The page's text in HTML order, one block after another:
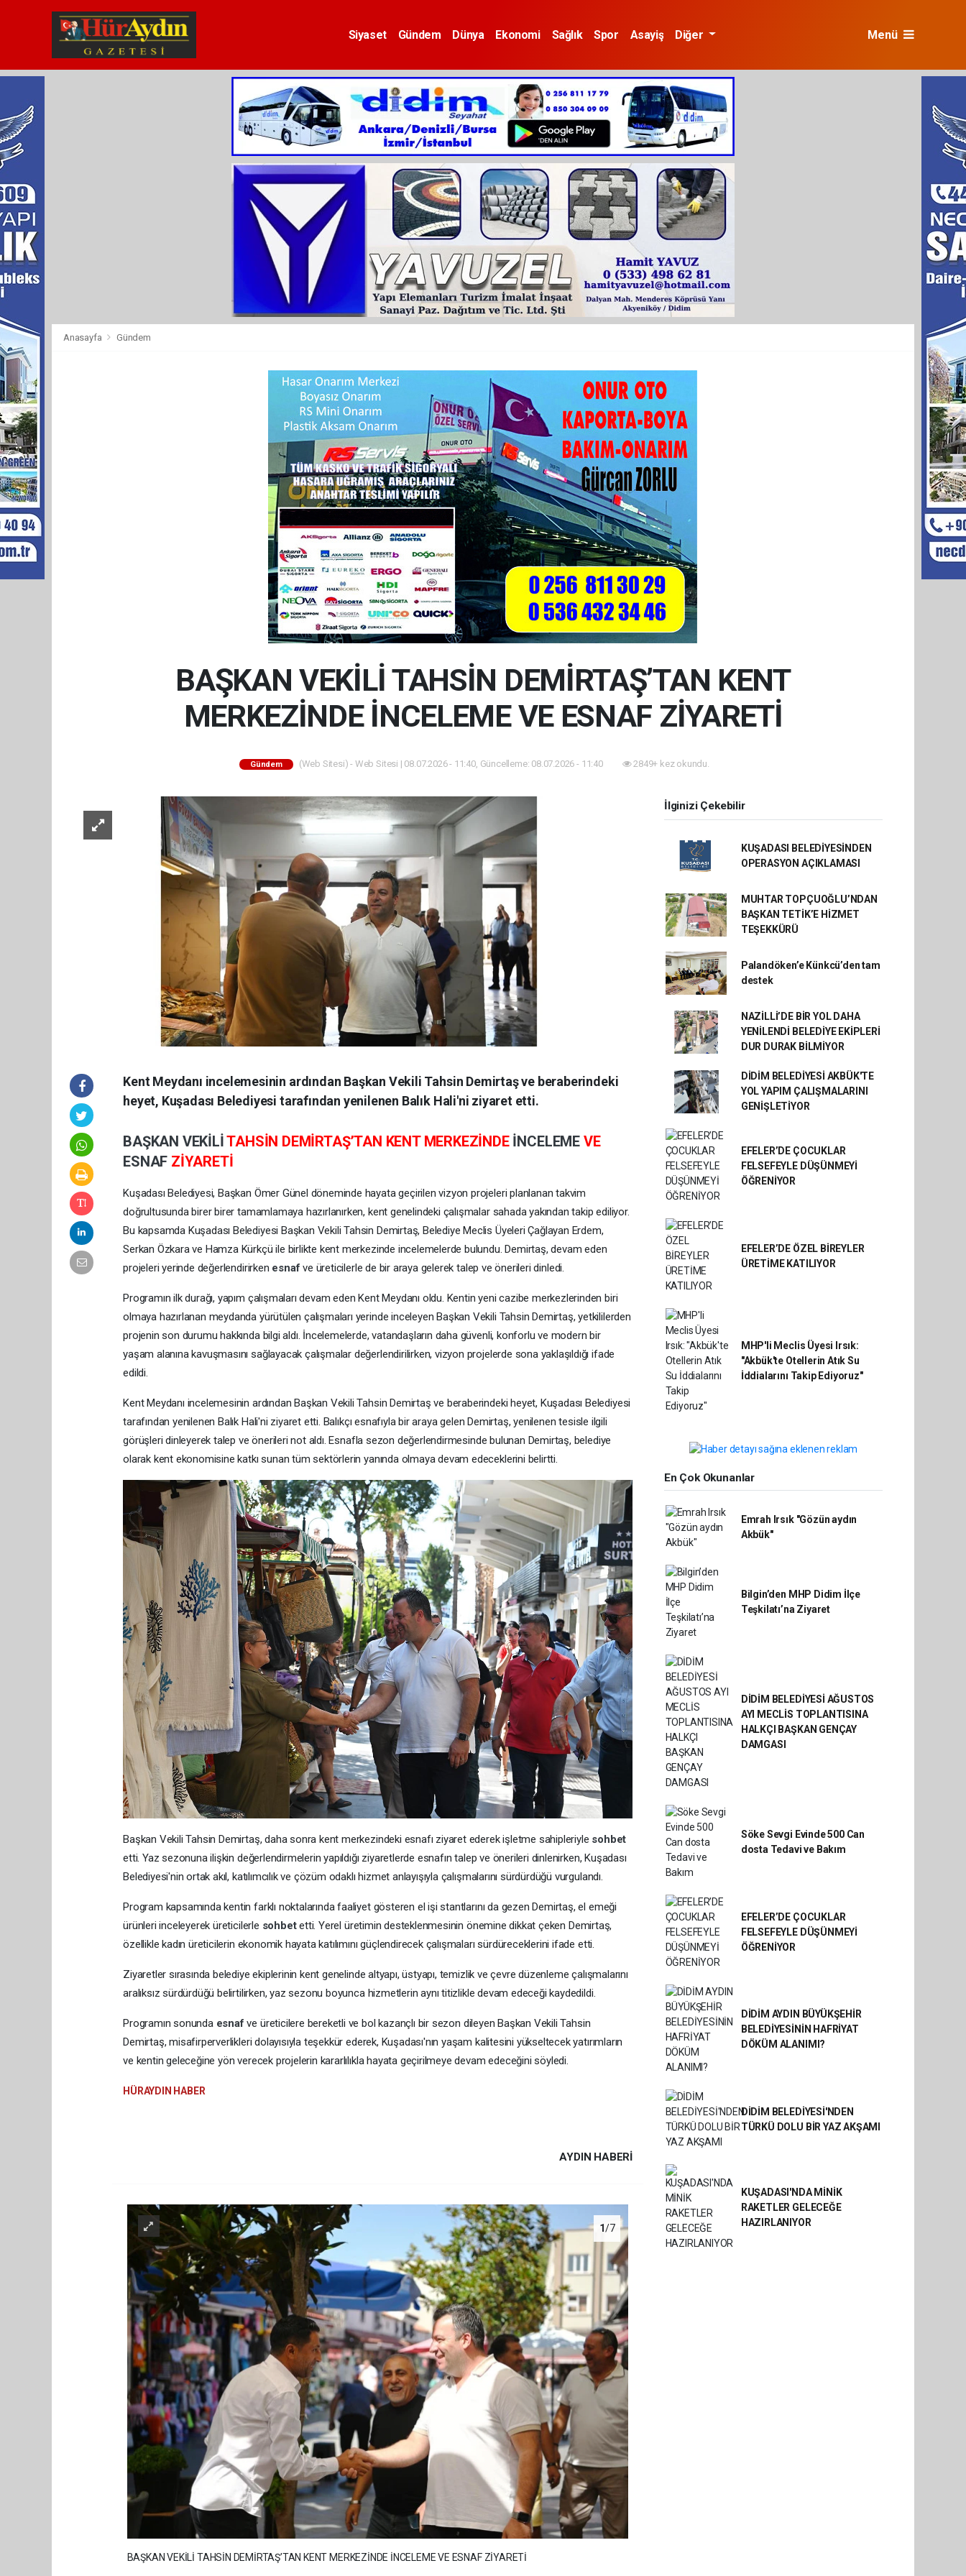
Siyaset Gündem Dünya Ekonomi Sağlık Spor Asayiş Diğer Menü
Anasayfa Gündem
BAŞKAN VEKİLİ TAHSİN DEMİRTAŞ’TAN KENT
MERKEZİNDE İNCELEME VE ESNAF ZİYARETİ
Gündem (Web Sitesi) - Web Sitesi | 08.07.2026 - 11:40, Güncelleme: 08.07.2026 - 11:40 2849+ kez okundu.
Kent Meydanı incelemesinin ardından Başkan Vekili Tahsin Demirtaş ve beraberindeki
heyet, Kuşadası Belediyesi tarafından yenilenen Balık Hali'ni ziyaret etti.
BAŞKAN VEKİLİTAHSİN DEMİRTAŞ’TAN KENT MERKEZİNDE İNCELEME VE
ESNAF ZİYARETİ
Kuşadası Belediyesi, Başkan Ömer Günel döneminde hayata geçirilen vizyon projeleri planlanan takvim
doğrultusunda birer birer tamamlamaya hazırlanırken, kent genelindeki çalışmalar sahada yakından takip ediliyor.
Bu kapsamda Kuşadası Belediyesi Başkan Vekili Tahsin Demirtaş, Belediye Meclis Üyeleri Çağlayan Erdem,
Serkan Özkara ve Hamza Kürkçü ile birlikte kent merkezinde incelemelerde bulundu. Demirtaş, devam eden
projeleri yerinde değerlendirirken esnafve üreticilerle de bir araya gelerek talep ve önerileri dinledi.
Programın ilk durağı, yapım çalışmaları devam eden Kent Meydanı oldu. Kentin yeni cazibe merkezlerinden biri
olmaya hazırlanan meydanda yürütülen çalışmaları yerinde inceleyen Başkan Vekili Tahsin Demirtaş, yetkililerden
projenin son durumu hakkında bilgi aldı. İncelemelerde, vatandaşların daha güvenli, konforlu ve modern bir
yaşam alanına kavuşmasını sağlayacak çalışmalar değerlendirilirken, vizyon projelerde sona yaklaşıldığı ifade
edildi.
Kent Meydanı incelemesinin ardından Başkan Vekili Tahsin Demirtaş ve beraberindeki heyet, Kuşadası Belediyesi
tarafından yenilenen Balık Hali'ni ziyaret etti. Balıkçı esnafıyla bir araya gelen Demirtaş, yenilenen tesisle ilgili
görüşleri dinleyerek talep ve önerileri not aldı. Esnafla sezon değerlendirmesinde bulunan Demirtaş, belediye
olarak kent ekonomisine katkı sunan tüm sektörlerin yanında olmaya devam edeceklerini belirtti.
Başkan Vekili Tahsin Demirtaş, daha sonra kent merkezindeki esnafı ziyaret ederek işletme sahipleriyle sohbet
etti. Yaz sezonuna ilişkin değerlendirmelerin yapıldığı ziyaretlerde esnafın talep ve önerileri dinlenirken, Kuşadası
Belediyesi'nin ortak akıl, katılımcılık ve çözüm odaklı hizmet anlayışıyla çalışmalarını sürdürdüğü vurgulandı.
Program kapsamında kentin farklı noktalarında faaliyet gösteren el işi stantlarını da gezen Demirtaş, el emeği
ürünleri inceleyerek üreticilerle sohbetetti. Yerel üretimin desteklenmesinin önemine dikkat çeken Demirtaş,
özellikle kadın üreticilerin ekonomik hayata katılımını güçlendirecek çalışmaları sürdüreceklerini ifade etti.
Ziyaretler sırasında belediye ekiplerinin kent genelinde altyapı, üstyapı, temizlik ve çevre düzenleme çalışmalarını
aralıksız sürdürdüğü belirtilirken, yaz sezonu boyunca hizmetlerin aynı titizlikle devam edeceği kaydedildi.
Programın sonunda esnafve üreticilere bereketli ve bol kazançlı bir sezon dileyen Başkan Vekili Tahsin
Demirtaş, misafirperverlikleri dolayısıyla teşekkür ederek, Kuşadası'nın yaşam kalitesini yükseltecek yatırımların
ve kentin geleceğine yön verecek projelerin kararlılıkla hayata geçirilmeye devam edeceğini söyledi.
HÜRAYDIN HABER
AYDIN HABERİ
1/7
BAŞKAN VEKİLİ TAHSİN DEMİRTAŞ’TAN KENT MERKEZİNDE İNCELEME VE ESNAF ZİYARETİ
İlginizi Çekebilir
KUŞADASI BELEDİYESİNDEN
OPERASYON AÇIKLAMASI
MUHTAR TOPÇUOĞLU’NDAN
BAŞKAN TETİK’E HİZMET
TEŞEKKÜRÜ
Palandöken’e Künkcü’den tam
destek
NAZİLLİ’DE BİR YOL DAHA
YENİLENDİ BELEDİYE EKİPLERİ
DUR DURAK BİLMİYOR
DİDİM BELEDİYESİ AKBÜK'TE
YOL YAPIM ÇALIŞMALARINI
GENİŞLETİYOR
EFELER’DE ÇOCUKLAR
FELSEFEYLE DÜŞÜNMEYİ
ÖĞRENİYOR
EFELER’DE ÖZEL BİREYLER
ÜRETİME KATILIYOR
MHP'li Meclis Üyesi Irsık:
"Akbük'te Otellerin Atık Su
İddialarını Takip Ediyoruz"
En Çok Okunanlar
Emrah Irsık "Gözün aydın
Akbük"
Bilgin’den MHP Didim İlçe
Teşkilatı’na Ziyaret
DİDİM BELEDİYESİ AĞUSTOS
AYI MECLİS TOPLANTISINA
HALKÇI BAŞKAN GENÇAY
DAMGASI
Söke Sevgi Evinde 500 Can
dosta Tedavi ve Bakım
EFELER’DE ÇOCUKLAR
FELSEFEYLE DÜŞÜNMEYİ
ÖĞRENİYOR
DİDİM AYDIN BÜYÜKŞEHİR
BELEDİYESİNİN HAFRİYAT
DÖKÜM ALANIMI?
DİDİM BELEDİYESİ'NDEN
TÜRKÜ DOLU BİR YAZ AKŞAMI
KUŞADASI'NDA MİNİK
RAKETLER GELECEĞE
HAZIRLANIYOR